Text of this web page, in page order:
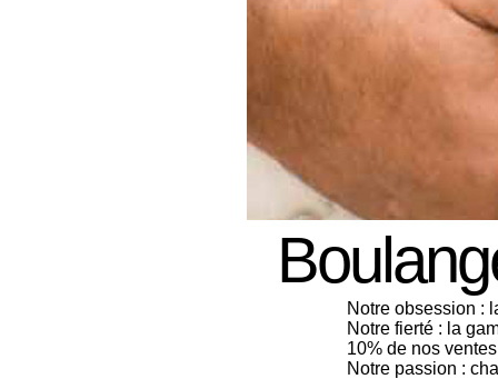
Notre obsession :
Notre fierté : la
10% de nos
Notre passion :